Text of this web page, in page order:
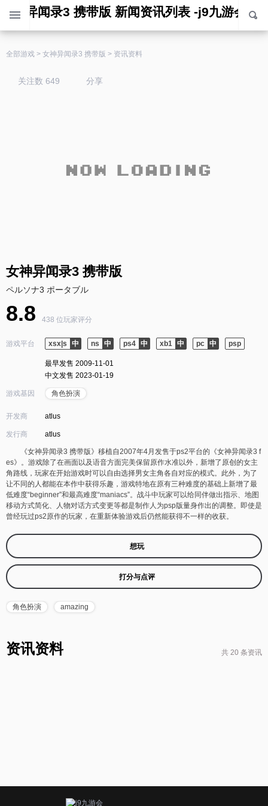
女神异闻录3 携带版 新闻资讯列表 -j9九游会
全部游戏 > 女神异闻录3 携带版 > 资讯资料
关注数 649 分享
女神异闻录3 携带版
ペルソナ3 ポータブル
8.8 438 位玩家评分
游戏平台 xsx|s ns ps4 xb1 pc psp
最早发售 2009-11-01
中文发售 2023-01-19
游戏基因 角色扮演
开发商 atlus
发行商 atlus
《女神异闻录3 携带版》移植自2007年4月发售于ps2平台的《女神异闻录3 f
es》。游戏除了在画面以及语音方面完美保留原作水准以外，新增了原创的女主
角路线，玩家在开始游戏时可以自由选择男女主角各自对应的模式。此外，为了
让不同的人都能在本作中获得乐趣，游戏特地在原有三种难度的基础上新增了最
低难度“beginner”和最高难度“maniacs”。战斗中玩家可以给同伴做出指示、地图
移动方式简化、人物对话方式变更等都是制作人为psp版量身作出的调整。即使是
曾经玩过ps2原作的玩家，在重新体验游戏后仍然能获得不一样的收获。
想玩
打分与点评
角色扮演 amazing
资讯资料 共 20 条资讯